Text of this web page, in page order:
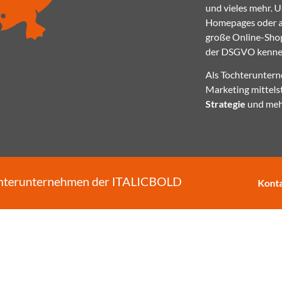
und vieles mehr.
Homepages oder
große Online-
der DSGVO
Als
Marketing
Strategie und
der ITALICBOLD